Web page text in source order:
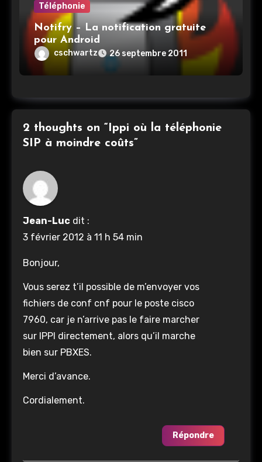
Téléphonie
Notifry – La notification gratuite
pour Android
cschwartz 26 septembre 2011
2 thoughts on “Ippi où la téléphonie
SIP à moindre coûts”
Jean-Luc dit :
3 février 2012 à 11 h 54 min
Bonjour,
Vous serez t’il possible de m’envoyer vos
fichiers de conf cnf pour le poste cisco
7960, car je n’arrive pas le faire marcher
sur IPPI directement, alors qu’il marche
bien sur PBXES.
Merci d’avance.
Cordialement.
Répondre